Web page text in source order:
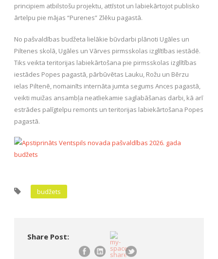
principiem atbilstošu projektu, attīstot un labiekārtojot publisko
ārtelpu pie mājas “Purenes” Zlēku pagastā.
No pašvaldības budžeta lielākie būvdarbi plānoti Ugāles un
Piltenes skolā, Ugāles un Vārves pirmsskolas izglītības iestādē.
Tiks veikta teritorijas labiekārtošana pie pirmsskolas izglītības
iestādes Popes pagastā, pārbūvētas Lauku, Rožu un Bērzu
ielas Piltenē, nomainīts internāta jumta segums Ances pagastā,
veikti muižas ansambļa neatliekamie saglabāšanas darbi, kā arī
estrādes palīgtelpu remonts un teritorijas labiekārtošana Popes
pagastā.
budžets
Share Post: